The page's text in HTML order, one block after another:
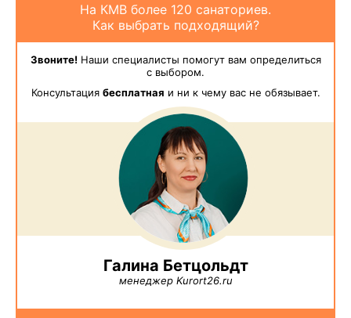
На КМВ более 120 санаториев.
Как выбрать подходящий?
Звоните!Наши специалисты помогут вам определиться
с выбором.
Консультация бесплатная и ни к чему вас не обязывает.
Галина Бетцольдт
менеджер Kurort26.ru